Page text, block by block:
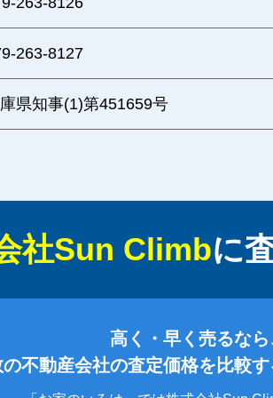
263-8127
県知事(1)第451659号
社Sun Climbに
高く・早く売るなら
不動産会社の査定価格を比較す